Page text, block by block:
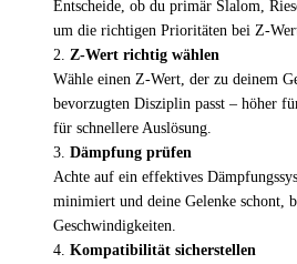
Entscheide, ob du primär Slalom,
um die richtigen Prioritäten bei Z-Wert
Z-Wert richtig wählen
Wähle einen Z-Wert, der zu deinem
bevorzugten Disziplin passt – höher
für schnellere Auslösung.
Dämpfung prüfen
Achte auf ein effektives
minimiert und deine Gelenke schont,
Geschwindigkeiten.
Kompatibilität sicherstellen